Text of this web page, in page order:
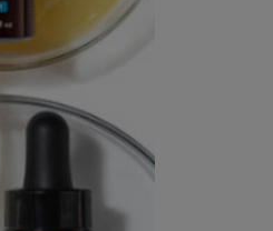
Droge huid
Normale huid
Gecombineerde huid
Vette huid